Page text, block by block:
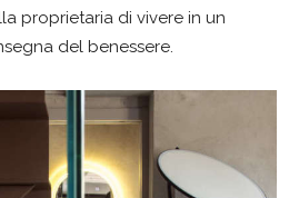
proprietaria di vivere in un
del benessere.